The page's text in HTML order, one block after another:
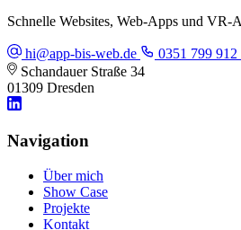
Schnelle Websites, Web-Apps und VR-
hi@app-bis-web.de
0351 799 912
Schandauer Straße 34
01309 Dresden
Navigation
Über mich
Show Case
Projekte
Kontakt